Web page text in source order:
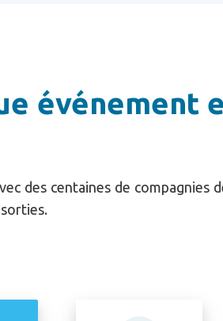
événement
des centaines de compagnies